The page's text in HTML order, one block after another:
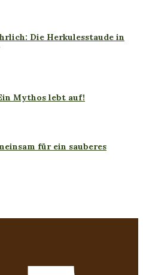
Die Herkulesstaude in
Mythos lebt auf!
für ein sauberes